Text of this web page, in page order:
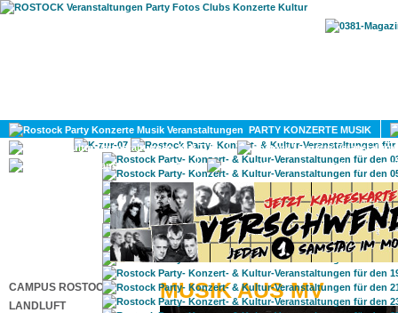
PARTY KONZERTE MUSIK
KULTUR
GAY
CAMPUS ROSTOCK
LANDLUFT
MUSIK AUS MV